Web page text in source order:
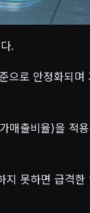
.
으로 안정화되며
출비율)을 적
못하면 급격한